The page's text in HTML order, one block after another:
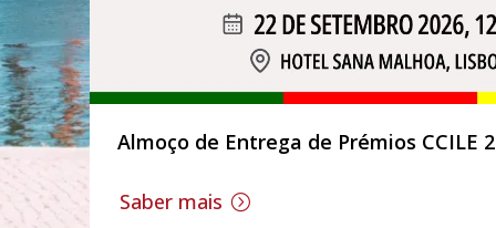
Almoço de Entrega de Prémios CCILE
Saber mais